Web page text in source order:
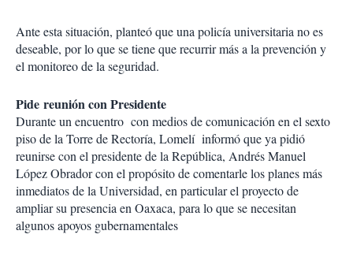
Ante esta situación, planteó que una policía universitaria no es
deseable, por lo que se tiene que recurrir más a la prevención y
el monitoreo de la seguridad.
Pide reunión con Presidente
Durante un encuentro con medios de comunicación en el sexto
piso de la Torre de Rectoría, Lomelí informó que ya pidió
reunirse con el presidente de la República, Andrés Manuel
López Obrador con el propósito de comentarle los planes más
inmediatos de la Universidad, en particular el proyecto de
ampliar su presencia en Oaxaca, para lo que se necesitan
algunos apoyos gubernamentales